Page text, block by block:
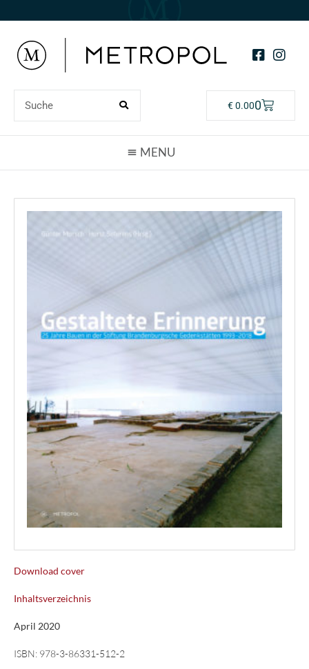
€0.000
Download cover
Inhaltsverzeichnis
April 2020
ISBN: 978-3-86331-512-2